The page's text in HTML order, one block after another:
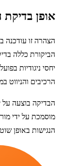
אופן בדיקת
יחסי ניגודיות
הרכיבים והניווט
הבדיקה בוצעה על
מוסמכת על ידי
הנגישות באופן